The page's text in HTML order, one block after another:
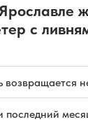
с
возвращается